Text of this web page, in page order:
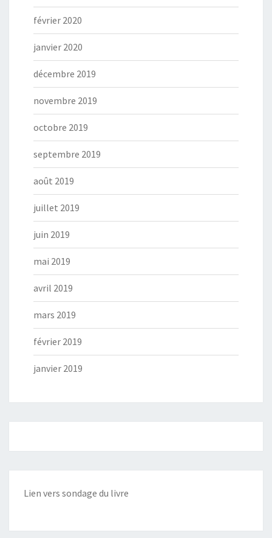
février 2020
janvier 2020
décembre 2019
novembre 2019
octobre 2019
septembre 2019
août 2019
juillet 2019
juin 2019
mai 2019
avril 2019
mars 2019
février 2019
janvier 2019
Lien vers sondage du livre